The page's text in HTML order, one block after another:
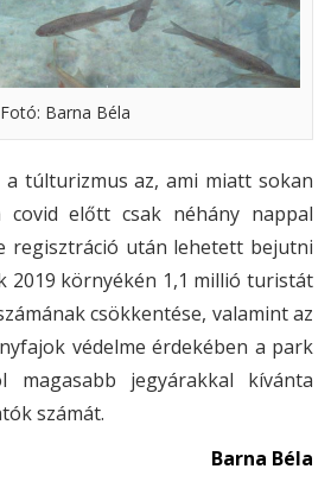
Fotó: Barna Béla
túlturizmus az, ami miatt sokan
covid előtt csak néhány nappal
regisztráció után lehetett bejutni
2019 környékén 1,1 millió turistát
csökkentése, valamint az
védelme érdekében a park
magasabb jegyárakkal kívánta
számát.
Barna Béla